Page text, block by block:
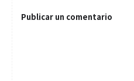
Publicar un comentario